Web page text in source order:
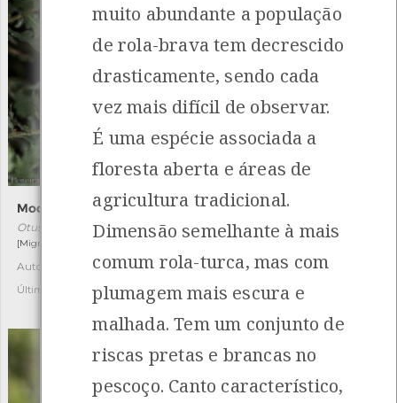
Mocho-pequeno-d’orelhas
Otus scops
[Migrador]
Autóctone
Última observação por: Fábio
2
Bufo-pequeno
Asio otus
Autóctone
Última observação por:
Gilberto Pereira
muito abundante a população
de rola-brava tem decrescido
drasticamente, sendo cada
vez mais difícil de observar.
É uma espécie associada a
floresta aberta e áreas de
agricultura tradicional.
Dimensão semelhante à mais
comum rola-turca, mas com
plumagem mais escura e
malhada. Tem um conjunto de
riscas pretas e brancas no
pescoço. Canto característico,